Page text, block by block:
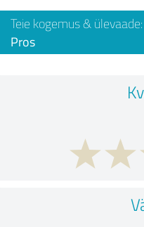
Teie kogemus & ülevaade:
Pros